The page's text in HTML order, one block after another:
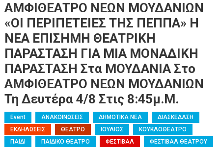
ΑΜΦΙΘΕΑΤΡΟ ΝΕΩΝ ΜΟΥΔΑΝΙΩΝ
«ΟΙ ΠΕΡΙΠΕΤΕΙΕΣ ΤΗΣ ΠΕΠΠΑ» Η
ΝΕΑ ΕΠΙΣΗΜΗ ΘΕΑΤΡΙΚΗ
ΠΑΡΑΣΤΑΣΗ ΓΙΑ ΜΙΑ ΜΟΝΑΔΙΚΗ
ΠΑΡΑΣΤΑΣΗ Στα ΜΟΥΔΑΝΙΑ Στο
ΑΜΦΙΘΕΑΤΡΟ ΝΕΩΝ ΜΟΥΔΑΝΙΩΝ
Τη Δευτέρα 4/8 Στις 8:45μ.μ.
Event ΑΝΑΚΟΙΝΩΣΕΙΣ ΔΗΜΟΤΙΚΑ ΝΕΑ
ΔΙΑΣΚΕΔΑΣΗ
ΕΚΔΗΛΩΣΕΙΣ
ΘΕΑΤΡΟ ΙΟΥΛΙΟΣ
ΚΟΥΚΛΟΘΕΑΤΡΟ
ΠΑΙΔΙ
ΠΑΙΔΙΚΟ ΘΕΑΤΡΟ ΦΕΣΤΙΒΑΛ
ΦΕΣΤΙΒΑΛ ΘΕΑΤΡΟΥ